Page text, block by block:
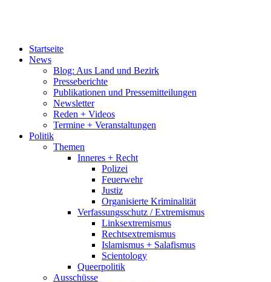
Startseite
News
Blog: Aus Land und Bezirk
Presseberichte
Publikationen und Pressemitteilungen
Newsletter
Reden + Videos
Termine + Veranstaltungen
Politik
Themen
Inneres + Recht
Polizei
Feuerwehr
Justiz
Organisierte Kriminalität
Verfassungsschutz / Extremismus
Linksextremismus
Rechtsextremismus
Islamismus + Salafismus
Scientology
Queerpolitik
Ausschüsse